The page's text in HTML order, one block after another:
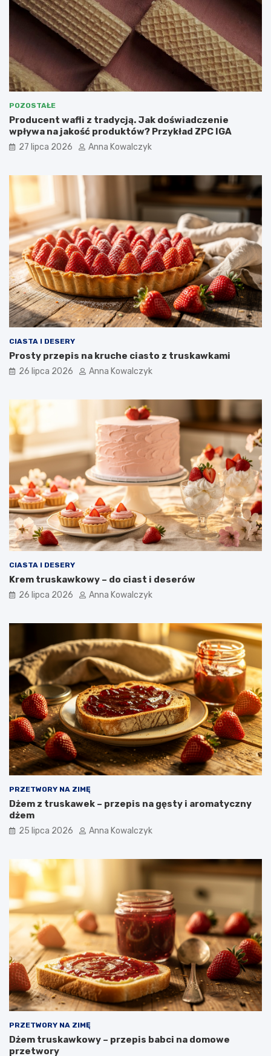
POZOSTAŁE
Producent wafli z tradycją. Jak doświadczenie
wpływa na jakość produktów? Przykład ZPC IGA
27 lipca 2026 Anna Kowalczyk
CIASTA I DESERY
Prosty przepis na kruche ciasto z truskawkami
26 lipca 2026 Anna Kowalczyk
CIASTA I DESERY
Krem truskawkowy – do ciast i deserów
26 lipca 2026 Anna Kowalczyk
PRZETWORY NA ZIMĘ
Dżem z truskawek – przepis na gęsty i aromatyczny
dżem
25 lipca 2026 Anna Kowalczyk
PRZETWORY NA ZIMĘ
Dżem truskawkowy – przepis babci na domowe
przetwory